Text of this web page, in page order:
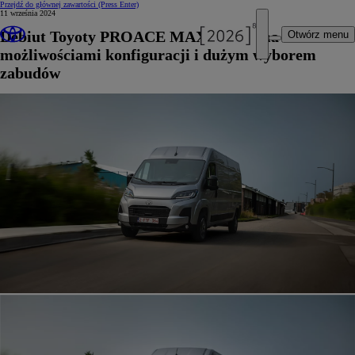
Przejdź do głównej zawartości (Press Enter)
Otwórz menu
11 września 2024
Debiut Toyoty PROACE MAX z wieloma
możliwościami konfiguracji i dużym wyborem
zabudów